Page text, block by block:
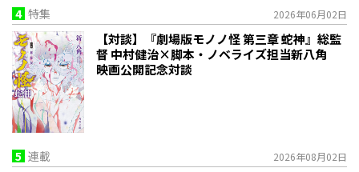
4 特集 2026年06月02日
【対談】『劇場版モノノ怪 第三章 蛇神』総監
督 中村健治×脚本・ノベライズ担当新八角
映画公開記念対談
5 連載 2026年08月02日